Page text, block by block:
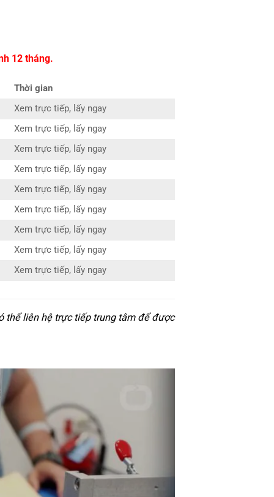
12 tháng.
Thời gian
Xem trực tiếp, lấy ngay
Xem trực tiếp, lấy ngay
Xem trực tiếp, lấy ngay
Xem trực tiếp, lấy ngay
Xem trực tiếp, lấy ngay
Xem trực tiếp, lấy ngay
Xem trực tiếp, lấy ngay
Xem trực tiếp, lấy ngay
Xem trực tiếp, lấy ngay
thể liên hệ trực tiếp trung tâm để được